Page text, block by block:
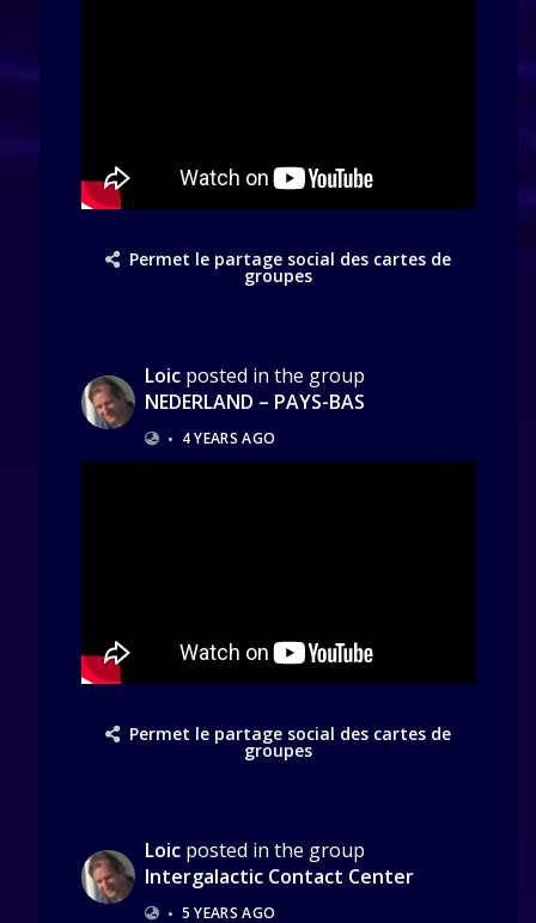
Permet le partage social des cartes de
groupes
Loicposted in the group
NEDERLAND – PAYS-BAS
• 4 YEARS AGO
Permet le partage social des cartes de
groupes
Loicposted in the group
Intergalactic Contact Center
• 5 YEARS AGO